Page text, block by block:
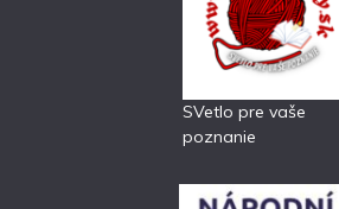
SVetlo pre vaše
poznanie